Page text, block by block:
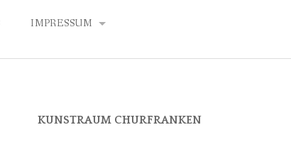
IMPRESSUM
DATENSCHUTZERKLÄRUNG
KUNSTRAUM CHURFRANKEN